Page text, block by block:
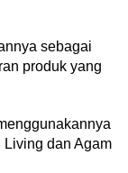
sebagai
produk yang
dan Agam